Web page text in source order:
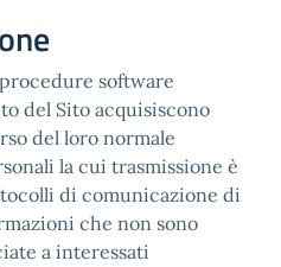
software
del Sito acquisiscono
del loro normale
la cui trasmissione è
di comunicazione di
che non sono
a interessati